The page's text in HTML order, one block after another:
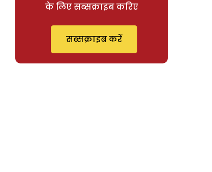
के लिए सब्सक्राइब करिए
सब्सक्राइब करें